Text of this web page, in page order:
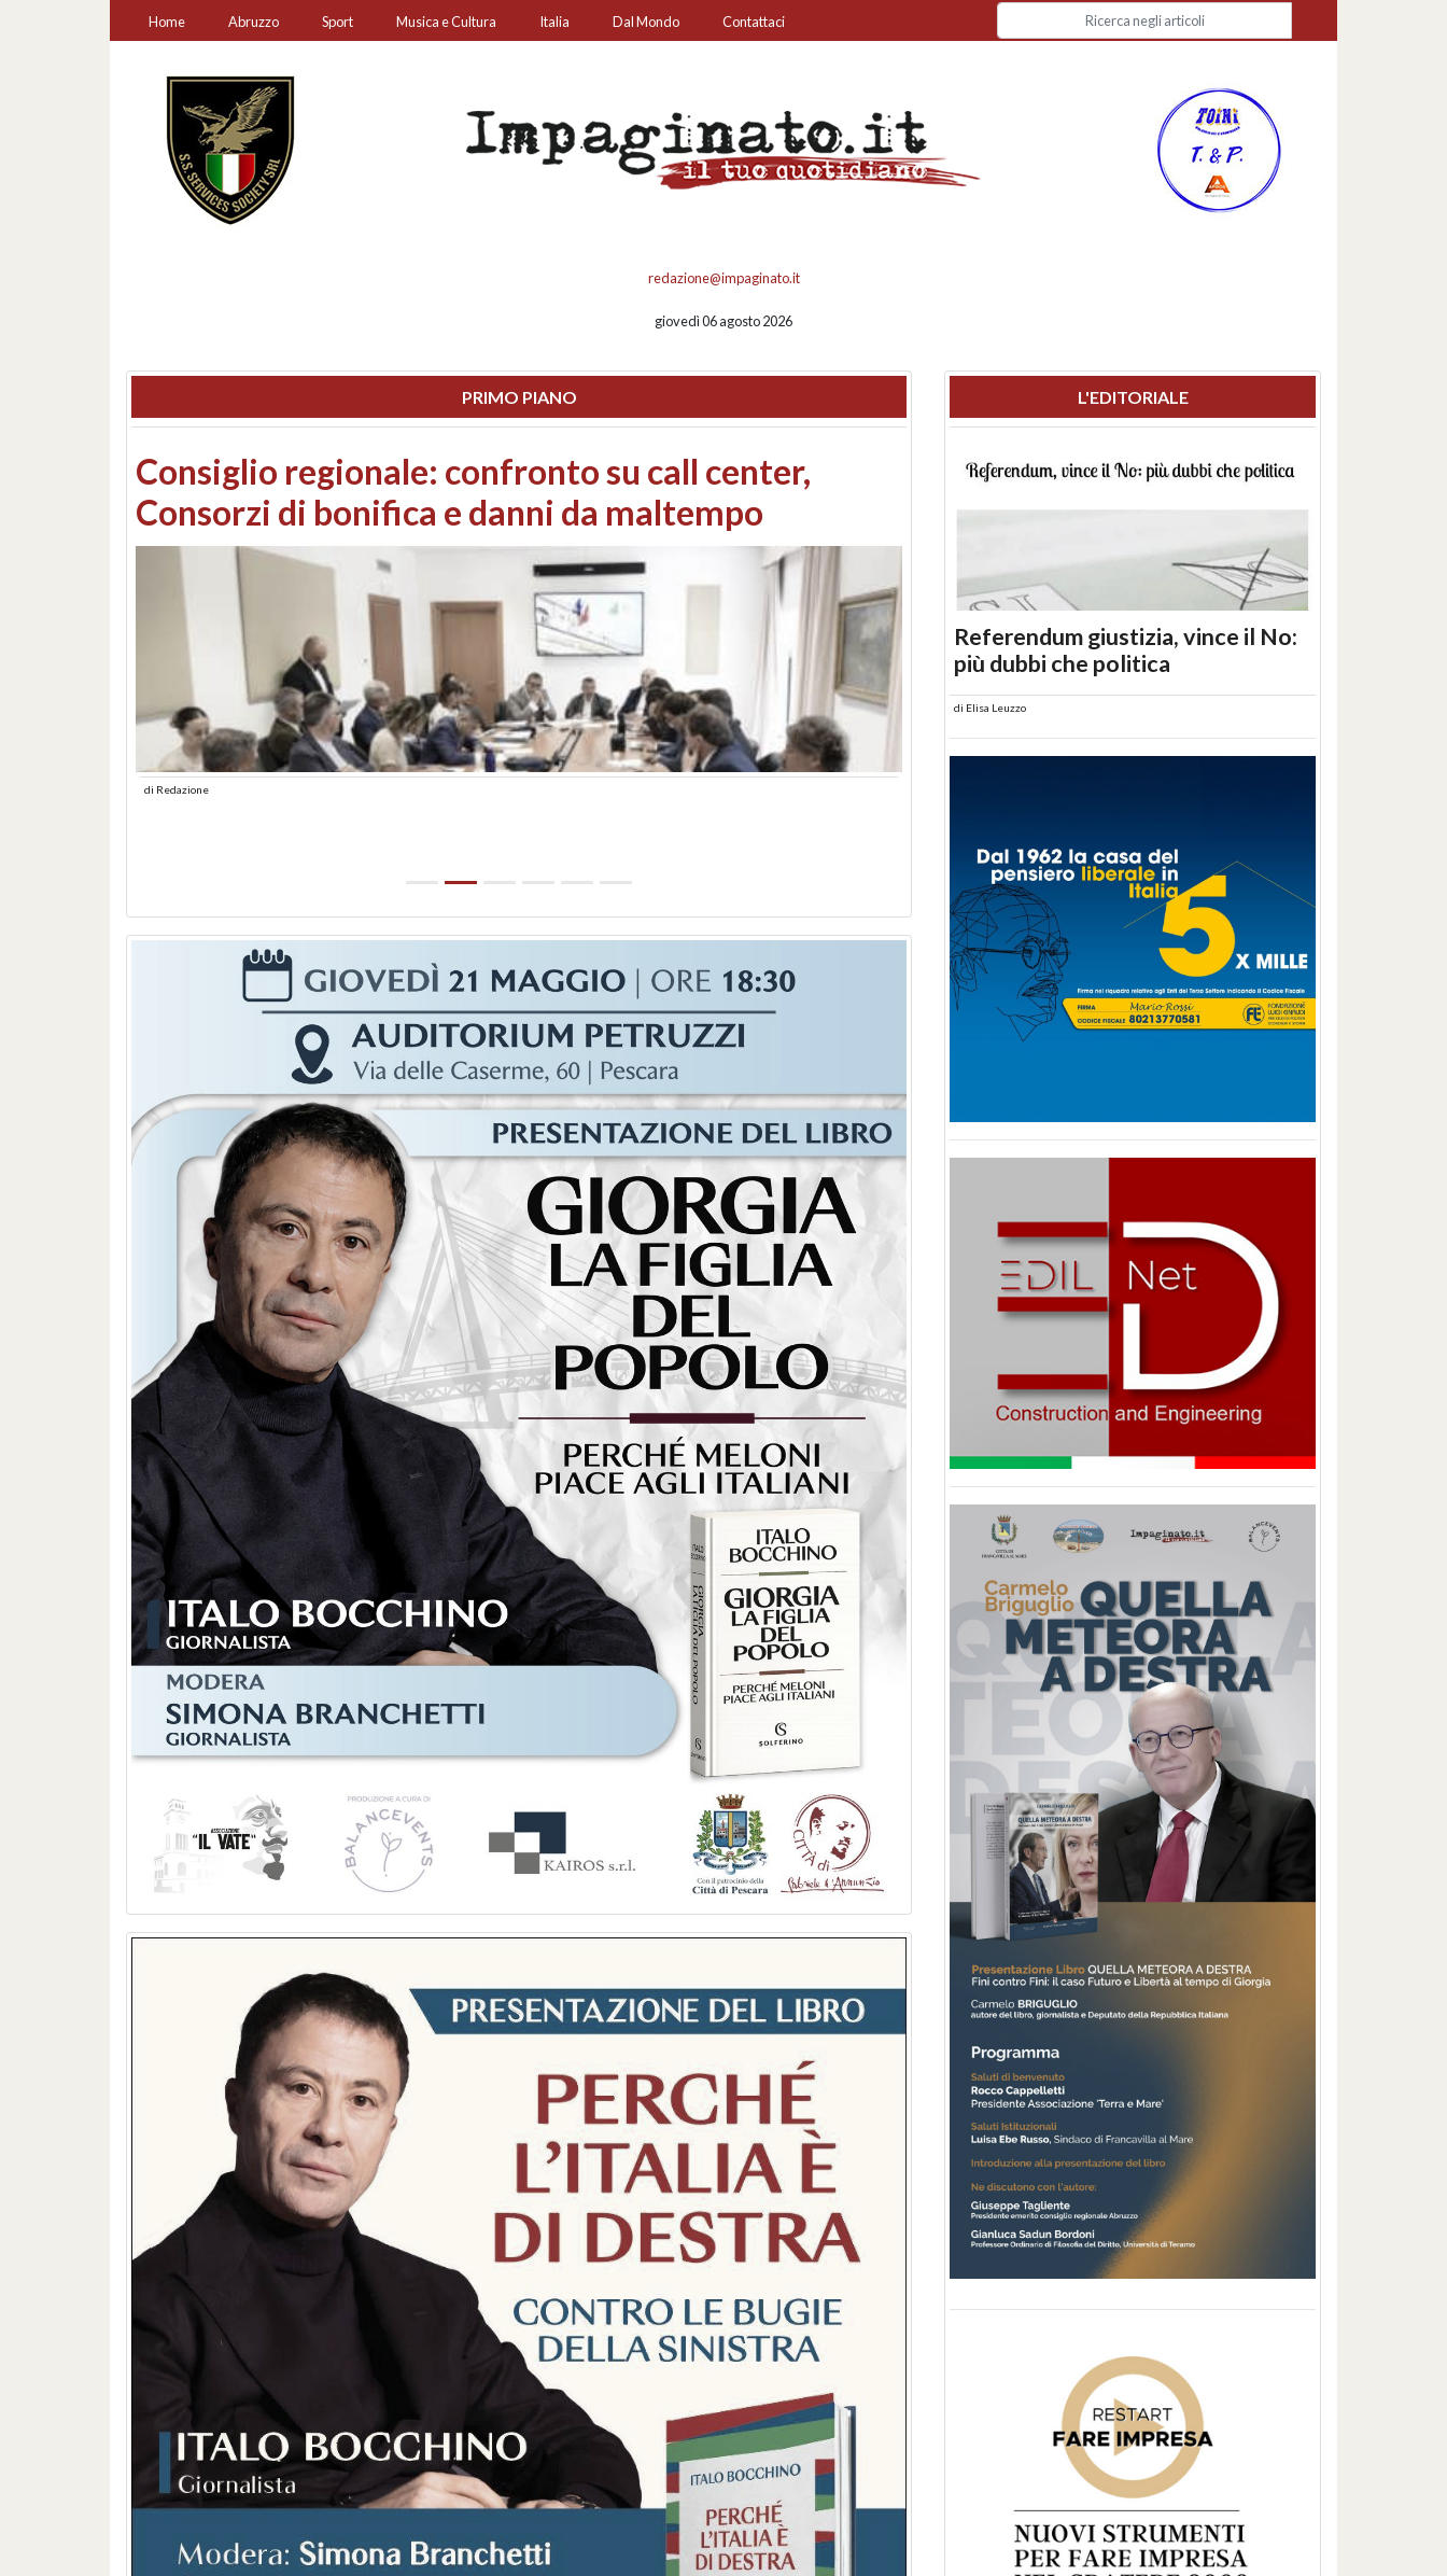
Home Abruzzo Sport Musica e Cultura Italia Dal Mondo Contattaci
redazione@impaginato.it
giovedì 06 agosto 2026
PRIMO PIANO
Consiglio regionale: confronto su call center,
Consorzi di bonifica e danni da maltempo
di Redazione
L'EDITORIALE
Referendum giustizia, vince il No:
più dubbi che politica
di Elisa Leuzzo